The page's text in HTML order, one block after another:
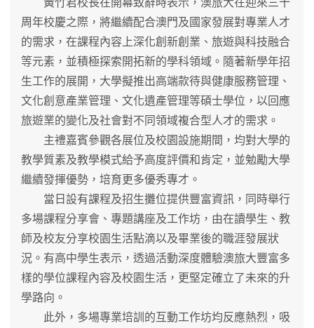
周年校慶之際，將繼續配合澳門及國家發展對專業人才
的需求，在課程內容上深化創新創業、旅遊與科技融合
等元素，並積極探索開拓新的學科領域。隨著新學年招
生工作的展開，大學擬推出高端款待與健康服務管理、
文化創意產業管理、文化遺產管理等碩士學位，以回應
旅遊業的變化及社會對不同領域複合型人才的需求。
主禮嘉賓參觀各展位及校園設施期間，均對大學的
教學質素及教學模式給予高度評價和肯定，並勉勵大學
繼續發揮優勢，培育更多優秀專才。
當日設有課程及招生攤位提供豐富資訊，同時舉行
多場課程分享會、專題講座及工作坊，由在讀學生、教
師及校友分享校園生活點滴以及畢業後的職涯發展狀
況。有高中學生表示，透過活動深度體驗澳旅大豐富多
樣的學位課程內容及校園生活，更堅定確立了未來的升
學路向。
此外，多場專業培訓的互動工作坊均反應熱烈，吸